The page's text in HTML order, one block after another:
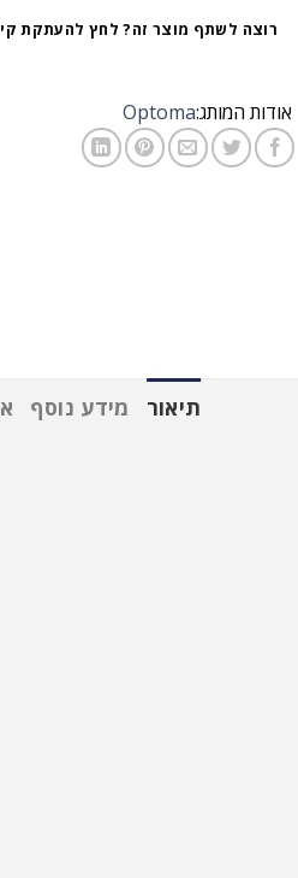
רוצה לשתף מוצר זה? לחץ להעתקת
אודות המותג:Optoma
תיאור מידע נוסף